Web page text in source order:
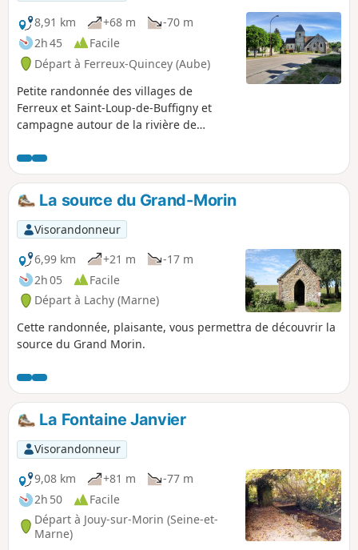
8,91 km +68 m
-70 m
2h 45
Facile
Départ à Ferreux-Quincey (Aube)
Petite randonnée des villages de
Ferreux et Saint-Loup-de-Buffigny et
campagne autour de la rivière de
villages au Nord de ceux-ci, la flore
selon saison, et la faune sauvage !
Attention ça monte un peu !
La source du Grand-Morin
Visorandonneur
6,99 km
+21 m
-17 m
2h 05
Facile
Départ à Lachy (Marne)
Cette randonnée, plaisante, vous permettra de découvrir la
source du Grand Morin.
La Fontaine Janvier
Visorandonneur
9,08 km
+81 m
-77 m
2h 50
Facile
Départ à Jouy-sur-Morin (Seine-et-
Marne)